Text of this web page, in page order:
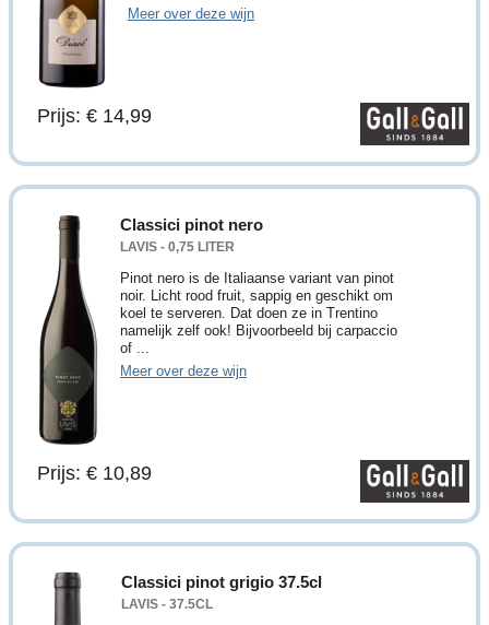
Meer over deze wijn
Prijs: € 14,99
Classici pinot nero
LAVIS - 0,75 LITER
Pinot nero is de Italiaanse variant van pinot
noir. Licht rood fruit, sappig en geschikt om
koel te serveren. Dat doen ze in Trentino
namelijk zelf ook! Bijvoorbeeld bij carpaccio
of ...
Meer over deze wijn
Prijs: € 10,89
Classici pinot grigio 37.5cl
LAVIS - 37.5CL